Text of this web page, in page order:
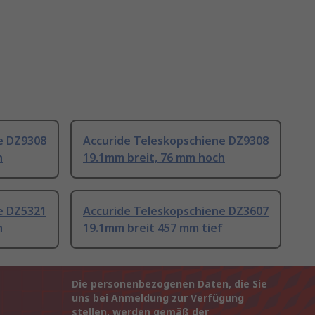
DZ9308
Accuride Teleskopschiene DZ9308
19.1mm breit, 76 mm hoch
Accuride Teleskopschiene DZ3607
19.1mm breit 457 mm tief
Die personenbezogenen Daten, die Sie
uns bei Anmeldung zur Verfügung
stellen, werden gemäß der